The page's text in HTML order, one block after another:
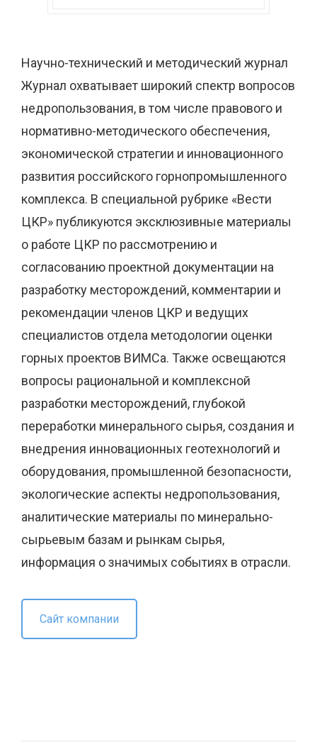
Научно-технический и методический журнал
Журнал охватывает широкий спектр вопросов
недропользования, в том числе правового и
нормативно-методического обеспечения,
экономической стратегии и инновационного
развития российского горнопромышленного
комплекса. В специальной рубрике «Вести
ЦКР» публикуются эксклюзивные материалы
о работе ЦКР по рассмотрению и
согласованию проектной документации на
разработку месторождений, комментарии и
рекомендации членов ЦКР и ведущих
специалистов отдела методологии оценки
горных проектов ВИМСа. Также освещаются
вопросы рациональной и комплексной
разработки месторождений, глубокой
переработки минерального сырья, создания и
внедрения инновационных геотехнологий и
оборудования, промышленной безопасности,
экологические аспекты недропользования,
аналитические материалы по минерально-
сырьевым базам и рынкам сырья,
информация о значимых событиях в отрасли.
Сайт компании